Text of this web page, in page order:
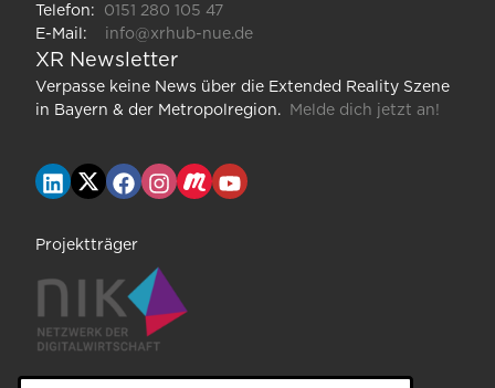
Telefon:
0151 280 105 47
E-Mail:
info@xrhub-nue.de
XR Newsletter
Verpasse keine News über die Extended Reality Szene
in Bayern & der Metropolregion.
Melde dich jetzt an!
Projektträger